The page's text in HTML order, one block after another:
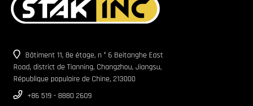
Bâtiment 11, 8e étage, n ° 6 Beitanghe East
Road, district de Tianning, Changzhou, Jiangsu,
République populaire de Chine, 213000
+86 519 - 8880 2609